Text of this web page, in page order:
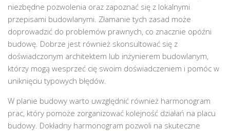
niezbędne pozwolenia oraz zapoznać się z lokalnymi
przepisami budowlanymi. Złamanie tych zasad może
doprowadzić do problemów prawnych, co znacznie opóźni
budowę. Dobrze jest również skonsultować się z
doświadczonym architektem lub inżynierem budowlanym,
którzy mogą wesprzeć cię swoim doświadczeniem i pomóc w
uniknięciu typowych błędów.
W planie budowy warto uwzględnić również harmonogram
prac, który pomoże zorganizować kolejność działań na placu
budowy. Dokładny harmonogram pozwoli na skuteczne